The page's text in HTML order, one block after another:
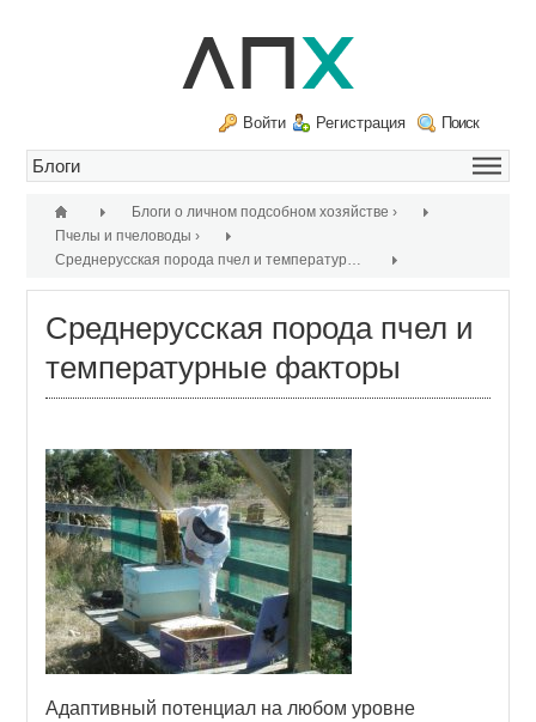
Поиск
Войти Регистрация
Блоги о личном подсобном хозяйстве ›
Пчелы и пчеловоды ›
Среднерусская порода пчел и температурные факторы
Среднерусская порода пчел и
температурные факторы
Адаптивный потенциал на любом уровне